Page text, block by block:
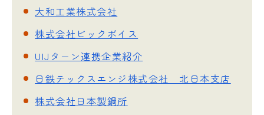
大和工業株式会社
株式会社ビックボイス
UIJターン連携企業紹介
日鉄テックスエンジ株式会社 北日本支店
株式会社日本製鋼所